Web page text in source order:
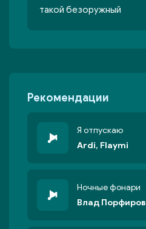
такой безоружный
Рекомендации
Я отпускаю
Ardi, Flaymi
Ночные фонари
Влад Порфиров